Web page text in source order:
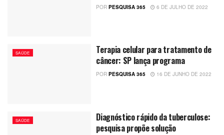
POR PESQUISA 365 6 DE JULHO DE 2022
SAÚDE
Terapia celular para tratamento de
câncer: SP lança programa
POR PESQUISA 365 16 DE JUNHO DE 2022
SAÚDE
Diagnóstico rápido da tuberculose:
pesquisa propõe solução